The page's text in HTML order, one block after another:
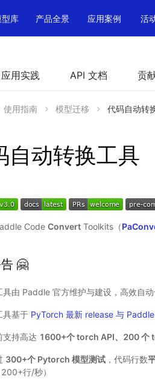
型库 产品全景 应用案例 活
应用实践 API 文档 贡
使用指南 模型迁移 代码自动转
自动转换工具
Code Convert Toolkits（
🤗
具由 Paddle 官方维护与建设，高效自
具基于 PyTorch 最新 release 与
支持高达 1600+个 torch API、200 个
300+个 Pytorch 模型测试，代码行数
行/秒）